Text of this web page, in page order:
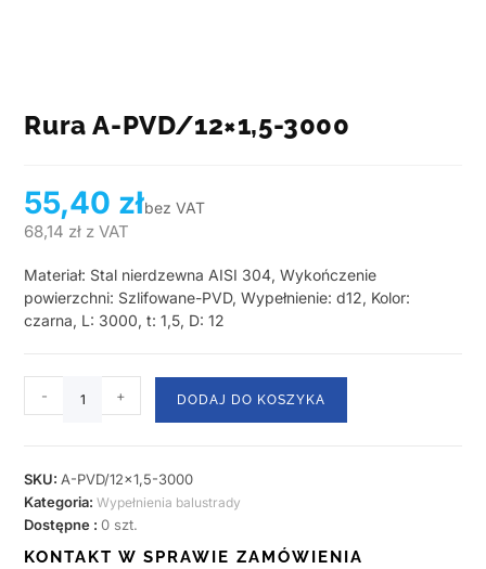
Rura A-PVD/12×1,5-3000
55,40 złbez VAT
68,14 zł z VAT
Materiał: Stal nierdzewna AISI 304, Wykończenie
powierzchni: Szlifowane-PVD, Wypełnienie: d12, Kolor:
czarna, L: 3000, t: 1,5, D: 12
- + DODAJ DO KOSZYKA
SKU: A-PVD/12x1,5-3000
Kategoria:Wypełnienia balustrady
Dostępne :0 szt.
KONTAKT W SPRAWIE ZAMÓWIENIA